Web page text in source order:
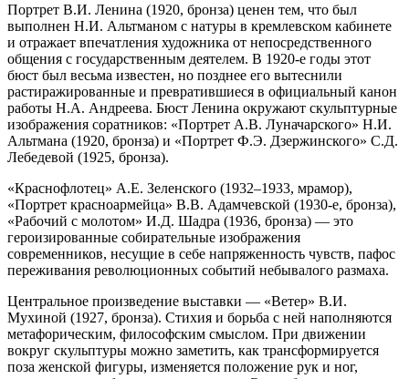
Портрет В.И. Ленина (1920, бронза) ценен тем, что был
выполнен Н.И. Альтманом с натуры в кремлевском кабинете
и отражает впечатления художника от непосредственного
общения с государственным деятелем. В 1920-е годы этот
бюст был весьма известен, но позднее его вытеснили
растиражированные и превратившиеся в официальный канон
работы Н.А. Андреева. Бюст Ленина окружают скульптурные
изображения соратников: «Портрет А.В. Луначарского» Н.И.
Альтмана (1920, бронза) и «Портрет Ф.Э. Дзержинского» С.Д.
Лебедевой (1925, бронза).
«Краснофлотец» А.Е. Зеленского (1932–1933, мрамор),
«Портрет красноармейца» В.В. Адамчевской (1930-е, бронза),
«Рабочий с молотом» И.Д. Шадра (1936, бронза) — это
героизированные собирательные изображения
современников, несущие в себе напряженность чувств, пафос
переживания революционных событий небывалого размаха.
Центральное произведение выставки — «Ветер» В.И.
Мухиной (1927, бронза). Стихия и борьба с ней наполняются
метафорическим, философским смыслом. При движении
вокруг скульптуры можно заметить, как трансформируется
поза женской фигуры, изменяется положение рук и ног,